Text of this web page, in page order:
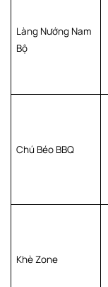
Làng Nướng Nam
Bộ
Chú Béo BBQ
Khè Zone